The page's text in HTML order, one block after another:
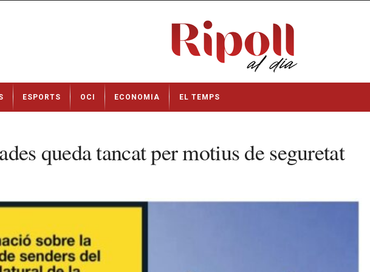
ESPORTS OCI ECONOMIA EL TEMPS
queda tancat per motius de seguretat